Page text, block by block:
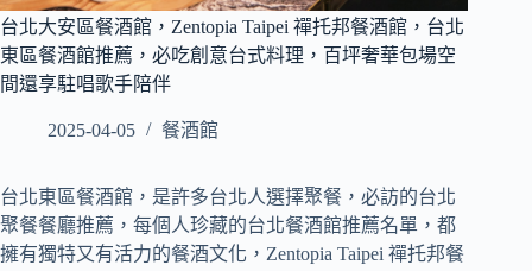
台北大安區餐酒館，Zentopia Taipei 禪托邦餐酒館，台北
東區餐酒館推薦，必吃創意台式料理，百坪奢華包場空
間還享駐唱歌手陪伴
2025-04-05 餐酒館
台北東區餐酒館，是許多台北人選擇聚餐，必訪的台北
聚餐餐廳推薦，每個人珍藏的台北餐酒館推薦名單，都
擁有獨特又有活力的餐酒文化，Zentopia Taipei 禪托邦餐